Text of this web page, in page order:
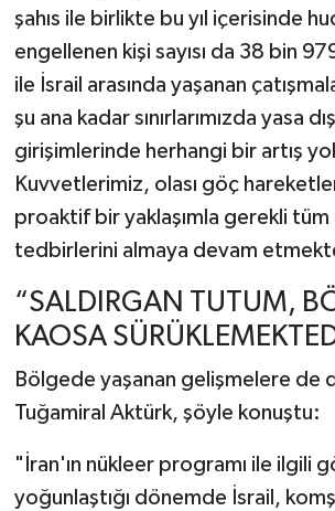
şahıs ile birlikte bu yıl içerisinde
engellenen kişi sayısı da 38 bin
ile İsrail arasında yaşanan
şu ana kadar sınırlarımızda yasa
girişimlerinde herhangi bir artış
Kuvvetlerimiz, olası göç
proaktif bir yaklaşımla gerekli tüm
tedbirlerini almaya devam
“SALDIRGAN TUTUM,
KAOSA
Bölgede yaşanan gelişmelere de
Tuğamiral Aktürk, şöyle konuştu:
"İran'ın nükleer programı ile ilgili
yoğunlaştığı dönemde İsrail,